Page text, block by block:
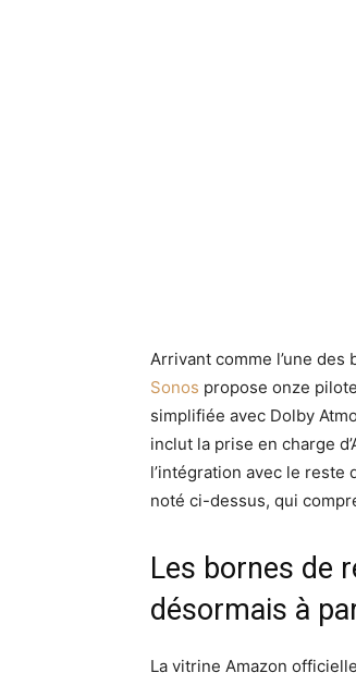
Arrivant comme l’une
Sonos propose onze
simplifiée avec Dolby
inclut la prise en charge
l’intégration avec le reste
noté ci-dessus, qui
Les bornes de
désormais à
La vitrine Amazon